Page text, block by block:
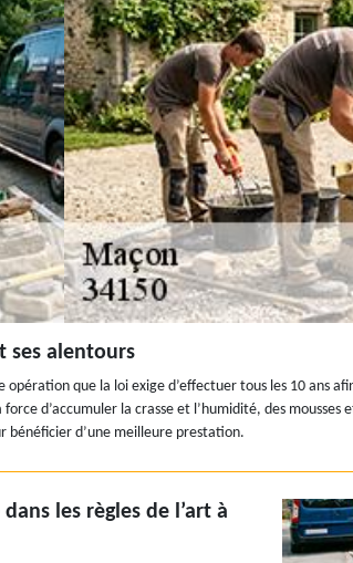
ses alentours
que la loi exige d’effectuer tous les 10 ans
d’accumuler la crasse et l’humidité, des mousses
d’une meilleure prestation.
les règles de l’art à